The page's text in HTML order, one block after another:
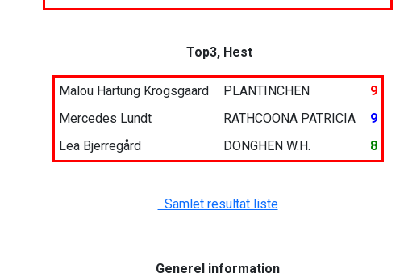
Top3, Hest
Malou Hartung Krogsgaard PLANTINCHEN
9
Mercedes Lundt
RATHCOONA PATRICIA
9
Lea Bjerregård
DONGHEN W.H. 8
Samlet resultat liste
Generel information